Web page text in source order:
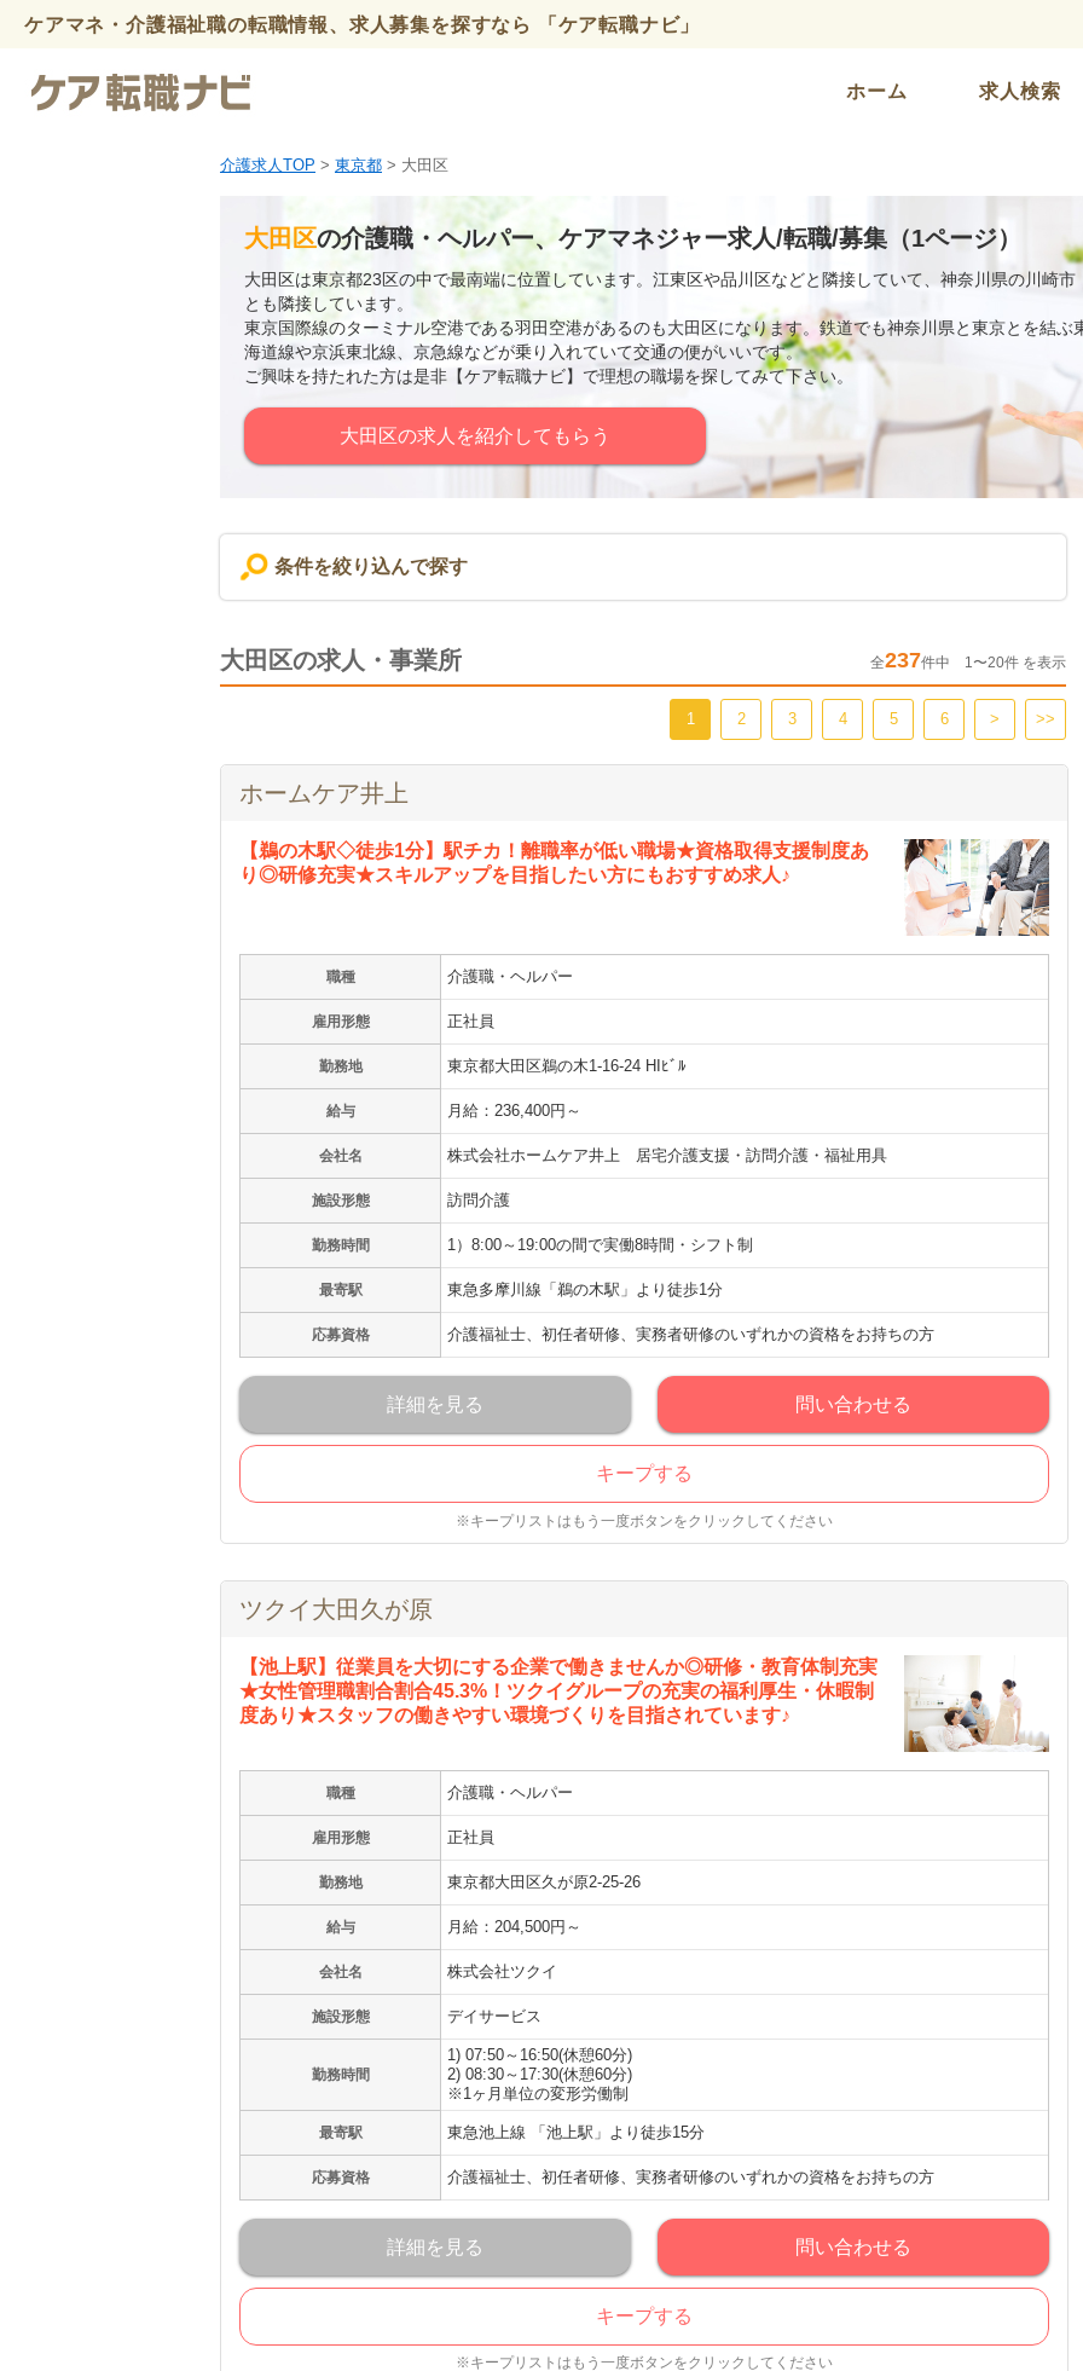
ケアマネ・介護福祉職の転職情報、求人募集を探すなら 「ケア転職ナビ」
ホーム 求人検索
介護求人TOP > 東京都 > 大田区
大田区の介護職・ヘルパー、ケアマネジャー求人/転職/募集（1ページ）
大田区は東京都23区の中で最南端に位置しています。江東区や品川区などと隣接していて、神奈川県の川崎市
とも隣接しています。
東京国際線のターミナル空港である羽田空港があるのも大田区になります。鉄道でも神奈川県と東京とを結ぶ
海道線や京浜東北線、京急線などが乗り入れていて交通の便がいいです。
ご興味を持たれた方は是非【ケア転職ナビ】で理想の職場を探してみて下さい。
大田区の求人を紹介してもらう
条件を絞り込んで探す
大田区の求人・事業所 全237件中 1〜20件 を表示
1 2 3 4 5 6 > >>
ホームケア井上
【鵜の木駅◇徒歩1分】駅チカ！離職率が低い職場★資格取得支援制度あ
り◎研修充実★スキルアップを目指したい方にもおすすめ求人♪
職種 介護職・ヘルパー
雇用形態 正社員
勤務地 東京都大田区鵜の木1-16-24 HIﾋﾞﾙ
給与 月給：236,400円～
会社名 株式会社ホームケア井上 居宅介護支援・訪問介護・福祉用具
施設形態 訪問介護
勤務時間 1）8:00～19:00の間で実働8時間・シフト制
最寄駅 東急多摩川線「鵜の木駅」より徒歩1分
応募資格 介護福祉士、初任者研修、実務者研修のいずれかの資格をお持ちの方
詳細を見る 問い合わせる
キープする
※キープリストはもう一度ボタンをクリックしてください
ツクイ大田久が原
【池上駅】従業員を大切にする企業で働きませんか◎研修・教育体制充実
★女性管理職割合割合45.3%！ツクイグループの充実の福利厚生・休暇制
度あり★スタッフの働きやすい環境づくりを目指されています♪
職種 介護職・ヘルパー
雇用形態 正社員
勤務地 東京都大田区久が原2-25-26
給与 月給：204,500円～
会社名 株式会社ツクイ
施設形態 デイサービス
勤務時間
1) 07:50～16:50(休憩60分)
2) 08:30～17:30(休憩60分)
※1ヶ月単位の変形労働制
最寄駅 東急池上線 「池上駅」より徒歩15分
応募資格 介護福祉士、初任者研修、実務者研修のいずれかの資格をお持ちの方
詳細を見る 問い合わせる
キープする
※キープリストはもう一度ボタンをクリックしてください